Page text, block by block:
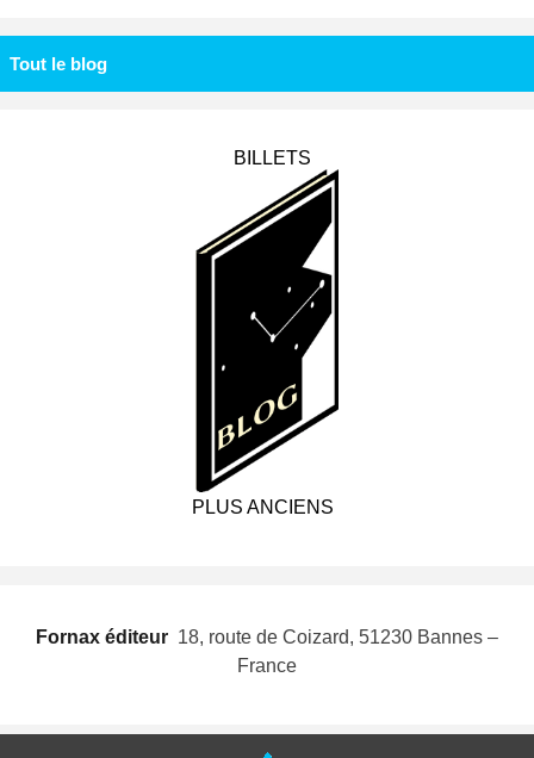
Tout le blog
BILLETS
PLUS ANCIENS
Fornax éditeur  18, route de Coizard, 51230 Bannes –
France